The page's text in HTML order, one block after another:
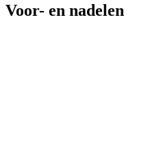
Voor- en nadelen